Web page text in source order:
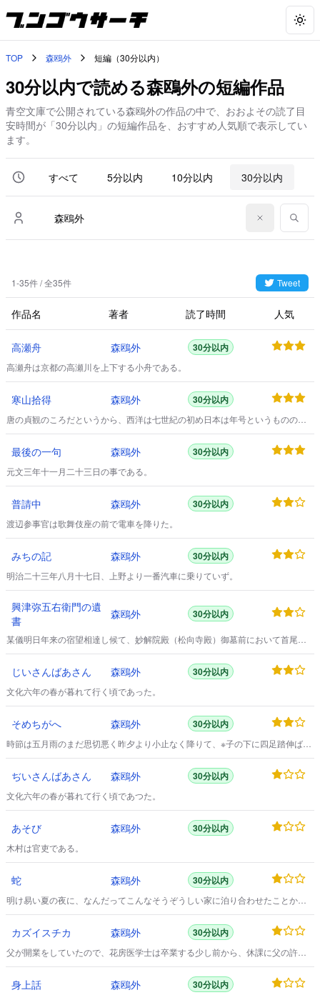
TOP 森鴎外 短編（30分以内）
30分以内で読める森鴎外の短編作品
青空文庫で公開されている森鴎外の作品の中で、おおよその読了目
安時間が「30分以内」の短編作品を、おすすめ人気順で表示してい
ます。
すべて 5分以内 10分以内 30分以内
1-35件 / 全35件 Tweet
作品名 著者 読了時間 人気
高瀬舟 森鴎外 30分以内
高瀬舟は京都の高瀬川を上下する小舟である。
寒山拾得 森鴎外 30分以内
唐の貞観のころだというから、西洋は七世紀の初め日本は年号というもののや
最後の一句 森鴎外 30分以内
元文三年十一月二十三日の事である。
普請中 森鴎外 30分以内
渡辺参事官は歌舞伎座の前で電車を降りた。
みちの記 森鴎外 30分以内
明治二十三年八月十七日、上野より一番汽車に乗りていず。
興津弥五右衛門の遺
書
森鴎外 30分以内
某儀明日年来の宿望相達し候て、妙解院殿（松向寺殿）御墓前において首尾よ
じいさんばあさん 森鴎外 30分以内
文化六年の春が暮れて行く頃であった。
そめちがへ 森鴎外 30分以内
時節は五月雨のまだ思切悪く昨夕より小止なく降りて、※子の下に四足踏伸ばし
眠り、朝飯と午餉とを一つに片付けたる兼吉が、浴衣脱捨てて引つ掛くる衣は
紺にあめ入の明石、唐繻子の丸帯うるささうに締め畢り、何処かけんのある顔
もののんきで、気が付かずにゐたからの事、人を恨む
ぢいさんばあさん 森鴎外 30分以内
文化六年の春が暮れて行く頃であつた。
あそび 森鴎外 30分以内
木村は官吏である。
蛇 森鴎外 30分以内
明け易い夏の夜に、なんだってこんなそうぞうしい家に泊り合わせたことかと
ら、せせこましく石を据えて、いろいろな木を植え込んである奥の小庭を、ぼ
んやり眺めている。
カズイスチカ 森鴎外 30分以内
父が開業をしていたので、花房医学士は卒業する少し前から、休課に父の許へ
身上話 森鴎外 30分以内